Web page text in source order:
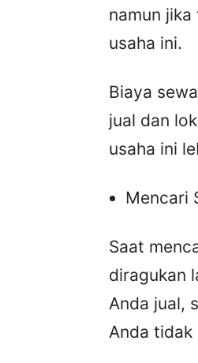
namun
usaha ini.
Biaya
jual dan
usaha ini
Mencari
Saat
diragukan
Anda jual,
Anda tidak